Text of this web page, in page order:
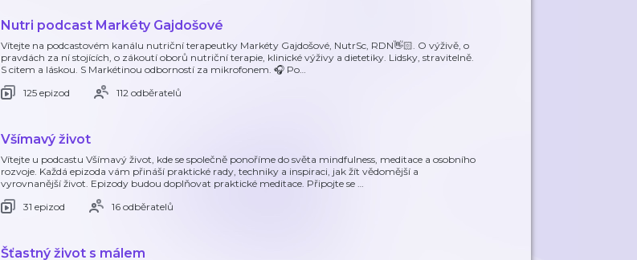
Nutri podcast Markéty Gajdošové
Vítejte na podcastovém kanálu nutriční terapeutky Markéty Gajdošové, NutrSc, RDN👋🏻. O výživě, o
pravdách za ní stojících, o zákoutí oborů nutriční terapie, klinické výživy a dietetiky. Lidsky, stravitelně.
S citem a láskou. S Markétinou odborností za mikrofonem. 🎧 Po…
125 epizod
112 odběratelů
Všímavý život
Vítejte u podcastu Všímavý život, kde se společně ponoříme do světa mindfulness, meditace a osobního
rozvoje. Každá epizoda vám přináší praktické rady, techniky a inspiraci, jak žít vědomější a
vyrovnanější život. Epizody budou doplňovat praktické meditace. Připojte se …
31 epizod
16 odběratelů
Šťastný život s málem